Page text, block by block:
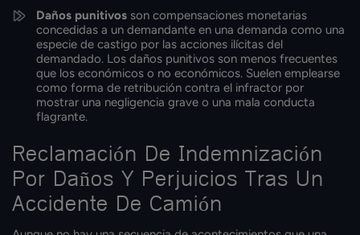
Daños punitivos son compensaciones monetarias
concedidas a un demandante en una demanda como una
especie de castigo por las acciones ilícitas del
demandado. Los daños punitivos son menos frecuentes
que los económicos o no económicos. Suelen emplearse
como forma de retribución contra el infractor por
mostrar una negligencia grave o una mala conducta
flagrante.
Reclamación De Indemnización
Por Daños Y Perjuicios Tras Un
Accidente De Camión